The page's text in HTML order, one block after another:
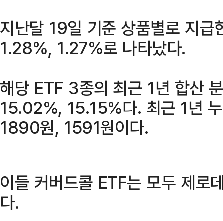
지난달 19일 기준 상품별로 지
1.28%, 1.27%로 나타났다.
해당 ETF 3종의 최근 1년 합산
15.02%, 15.15%다. 최근 1년
1890원, 1591원이다.
이들 커버드콜 ETF는 모두 제로
다.